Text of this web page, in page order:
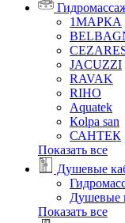
1МАРКА
JACUZZI
RAVAK
RIHO
Аquatek
Кolpa san
САНТЕК
Показать все
Душевые
Душевые
Показать все